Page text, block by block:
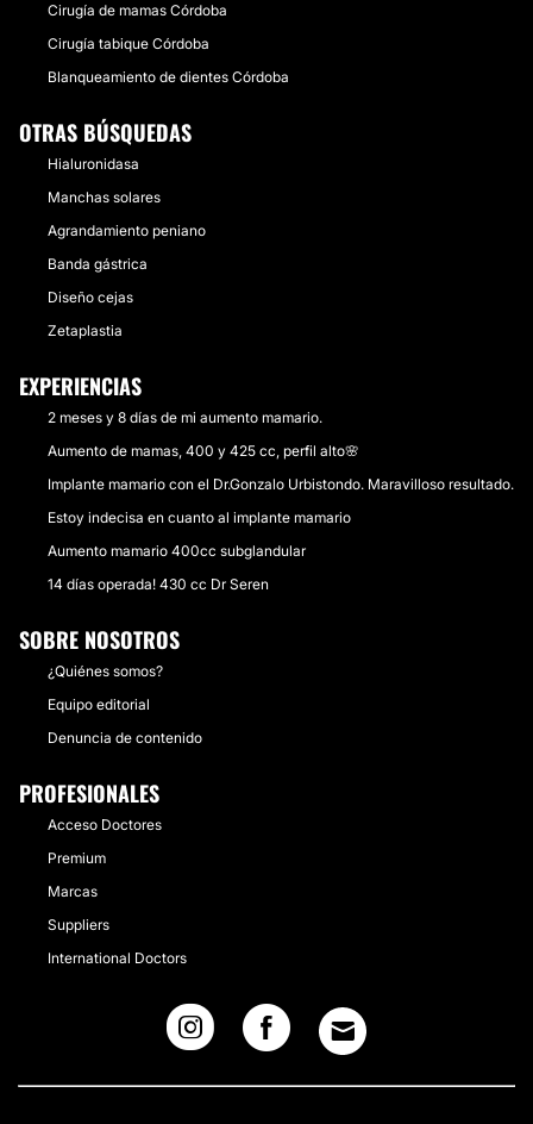
Cirugía de mamas Córdoba
Cirugía tabique Córdoba
Blanqueamiento de dientes Córdoba
OTRAS BÚSQUEDAS
Hialuronidasa
Manchas solares
Agrandamiento peniano
Banda gástrica
Diseño cejas
Zetaplastia
EXPERIENCIAS
2 meses y 8 días de mi aumento mamario.
Aumento de mamas, 400 y 425 cc, perfil alto🌸
Implante mamario con el Dr.Gonzalo Urbistondo. Maravilloso resultado.
Estoy indecisa en cuanto al implante mamario
Aumento mamario 400cc subglandular
14 días operada! 430 cc Dr Seren
SOBRE NOSOTROS
¿Quiénes somos?
Equipo editorial
Denuncia de contenido
PROFESIONALES
Acceso Doctores
Premium
Marcas
Suppliers
International Doctors